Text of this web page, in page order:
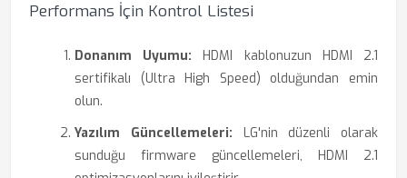
Performans İçin Kontrol Listesi
Donanım Uyumu: HDMI kablonuzun HDMI 2.1
sertifikalı (Ultra High Speed) olduğundan emin
olun.
Yazılım Güncellemeleri: LG'nin düzenli olarak
sunduğu firmware güncellemeleri, HDMI 2.1